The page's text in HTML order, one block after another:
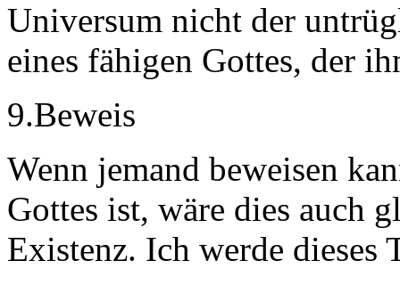
Universum nicht der
eines fähigen Gottes, der
9.Beweis
Wenn jemand beweisen
Gottes ist, wäre dies auch
Existenz. Ich werde dieses